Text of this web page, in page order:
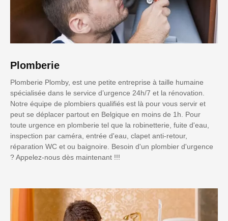
Plomberie
Plomberie Plomby, est une petite entreprise à taille humaine
spécialisée dans le service d’urgence 24h/7 et la rénovation.
Notre équipe de plombiers qualifiés est là pour vous servir et
peut se déplacer partout en Belgique en moins de 1h. Pour
toute urgence en plomberie tel que la robinetterie, fuite d'eau,
inspection par caméra, entrée d'eau, clapet anti-retour,
réparation WC et ou baignoire. Besoin d'un plombier d'urgence
? Appelez-nous dès maintenant !!!